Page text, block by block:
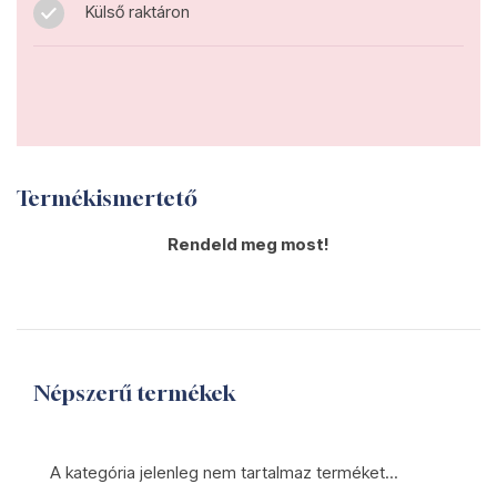
Külső raktáron
Termékismertető
Rendeld meg most!
Népszerű termékek
A kategória jelenleg nem tartalmaz terméket...